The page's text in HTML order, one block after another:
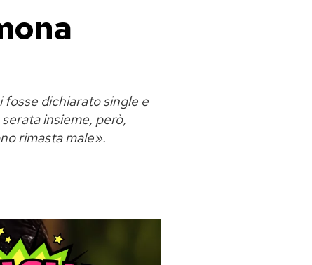
fosse dichiarato single e
insieme, però,
rimasta male».